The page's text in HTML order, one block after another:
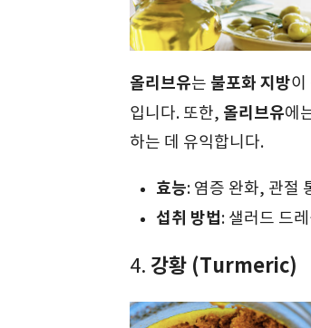
올리브유는 불포화 지방이
입니다. 또한, 올리브유에
하는 데 유익합니다.
효능: 염증 완화, 관절
섭취 방법: 샐러드 드
4. 강황 (Turmeric)